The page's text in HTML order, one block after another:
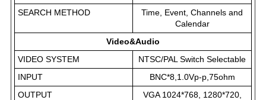
SEARCH METHOD
Time, Event, Channels and
Calendar
Video&Audio
VIDEO SYSTEM
NTSC/PAL Switch Selectable
INPUT
BNC*8,1.0Vp-p,75ohm
OUTPUT
VGA 1024*768, 1280*720,